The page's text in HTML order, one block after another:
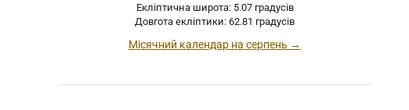
Екліптична широта: 5.07 градусів
Довгота екліптики: 62.81 градусів
Місячний календар на серпень →